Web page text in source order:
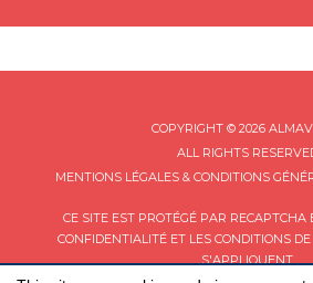
COPYRIGHT © 2026
ALL RIGHTS
MENTIONS LÉGALES & CONDITIONS
CE SITE EST PROTÉGÉ PAR RECAPTCHA
CONFIDENTIALITÉET LES CONDITIONS
S'APPLIQUENT.